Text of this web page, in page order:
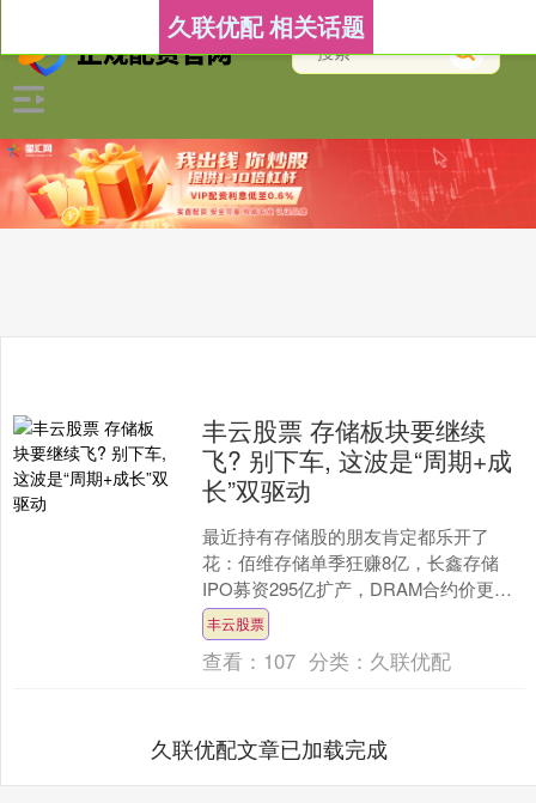
久联优配 相关话题
丰云股票 存储板块要继续
飞? 别下车, 这波是“周期+成
长”双驱动
最近持有存储股的朋友肯定都乐开了
花：佰维存储单季狂赚8亿，长鑫存储
IPO募资295亿扩产，DRAM合约价更是
喊出“暴涨58%”的口号。后台被问爆
了：“下周还能涨....
丰云股票
查看： 107 分类： 久联优配
久联优配文章已加载完成